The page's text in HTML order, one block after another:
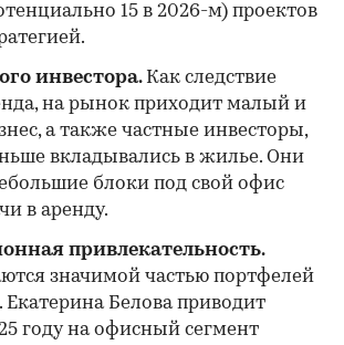
15 в 2026-м) проектов
инвестора. Как следствие
на рынок приходит малый и
а также частные инвесторы,
вкладывались в жилье. Они
блоки под свой офис
в аренду.
привлекательность.
значимой частью портфелей
Екатерина Белова приводит
году на офисный сегмент